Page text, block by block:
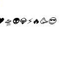
🛸👽💎⚡🔥🥳😎